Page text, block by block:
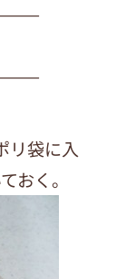
リ袋に入
おく。